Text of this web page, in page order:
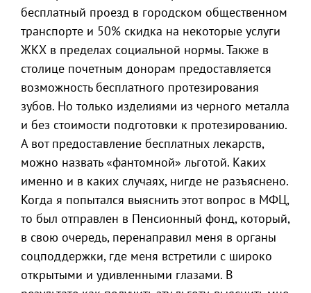
бесплатный проезд в городском общественном
транспорте и 50% скидка на некоторые услуги
ЖКХ в пределах социальной нормы. Также в
столице почетным донорам предоставляется
возможность бесплатного протезирования
зубов. Но только изделиями из черного металла
и без стоимости подготовки к протезированию.
А вот предоставление бесплатных лекарств,
можно назвать «фантомной» льготой. Каких
именно и в каких случаях, нигде не разъяснено.
Когда я попытался выяснить этот вопрос в МФЦ,
то был отправлен в Пенсионный фонд, который,
в свою очередь, перенаправил меня в органы
соцподдержки, где меня встретили с широко
открытыми и удивленными глазами. В